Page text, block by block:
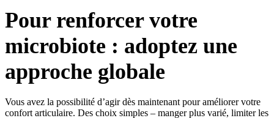
Pour renforcer votre
microbiote : adoptez une
approche globale
Vous avez la possibilité d’agir dès maintenant pour améliorer votre
confort articulaire. Des choix simples – manger plus varié, limiter les